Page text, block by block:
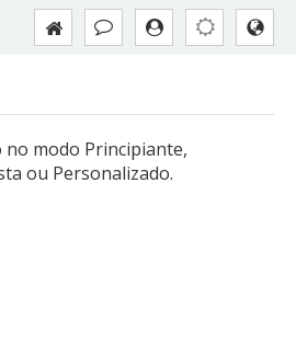
modo Principiante,
ou Personalizado.